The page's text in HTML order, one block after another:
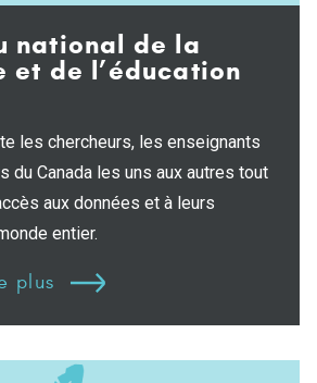
national de la
et de l’éducation
les chercheurs, les enseignants
du Canada les uns aux autres tout
aux données et à leurs
entier.
plus